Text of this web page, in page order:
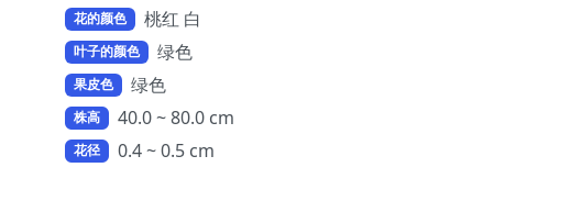
花的颜色 桃红 白
叶子的颜色 绿色
果皮色 绿色
株高 40.0 ~ 80.0 cm
花径 0.4 ~ 0.5 cm